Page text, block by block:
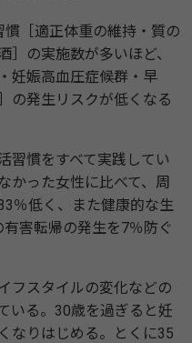
［適正体重の維持・質の
］の実施数が多いほど、
妊娠高血圧症候群・早
の発生リスクが低くなる
習慣をすべて実践してい
かった女性に比べて、周
％低く、また健康的な生
害転帰の発生を7％防ぐ
フスタイルの変化などの
いる。30歳を過ぎると妊
なりはじめる。とくに35